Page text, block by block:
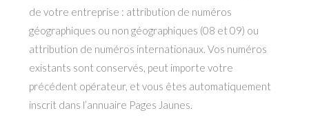
de votre entreprise : attribution de numéros
géographiques ou non géographiques (08 et 09) ou
attribution de numéros internationaux. Vos numéros
existants sont conservés, peut importe votre
précédent opérateur, et vous êtes automatiquement
inscrit dans l’annuaire Pages Jaunes.